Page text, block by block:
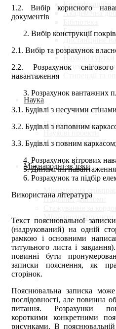
Академічна
Бланки
Дистанційне
Моя група
Психологічна
Наука
Наукова робота
Наукові публікації
Міжнародні зв’язки
Міжнародна
Подвійні дипломи
Міжнародні проекти
1.2. Вибір корисного
документів
Вибір конструкції
2.1. Вибір та розрахунок
2.2. Розрахунок
навантаження
Розрахунок вантажних
3.1. Будівлі з несучими
3.2. Будівлі з наповним
3.3. Будівлі з повним каркасом;
Розрахунок вітрових
Динамічні навантаження
Розрахунок та підбір
Використана література
Текст пояснювальної
(надрукований) на одній
рамкою і основними
титульного листа і
повинні бути
записки пояснення, як
сторінок.
Пояснювальна записка
послідовності, але повинна
питання. Розрахунки
короткими конкретними
рисунками. В